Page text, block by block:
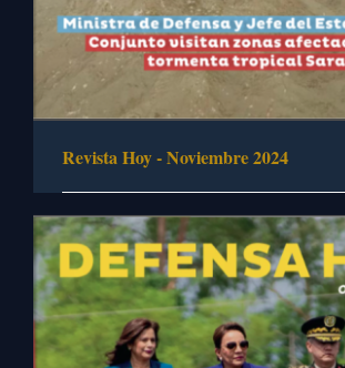
Revista Hoy - Noviembre 2024